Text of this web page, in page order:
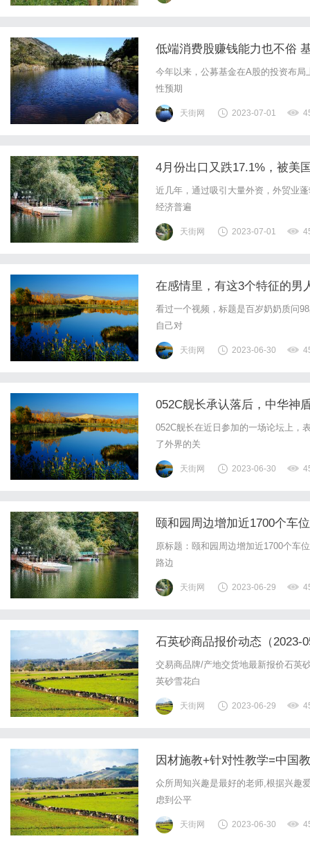
低端消费股赚钱能力也不俗
今年以来，公募基金在A股的投资布局
性预期
天街网 2023-07-01
4月份出口又跌17.1%，被美
近几年，通过吸引大量外资，外贸业
经济普遍
天街网 2023-07-01
在感情里，有这3个特征的男
看过一个视频，标题是百岁奶奶质问
自己对
天街网 2023-06-30
052C舰长承认落后，中华神
052C舰长在近日参加的一场论坛上，
了外界的关
天街网 2023-06-30
颐和园周边增加近1700个车位
原标题：颐和园周边增加近1700个车
路边
天街网 2023-06-29
石英砂商品报价动态（2023-
交易商品牌/产地交货地最新报价石英
英砂雪花白
天街网 2023-06-29
因材施教+针对性教学=中国
众所周知兴趣是最好的老师,根据兴趣
虑到公平
天街网 2023-06-30